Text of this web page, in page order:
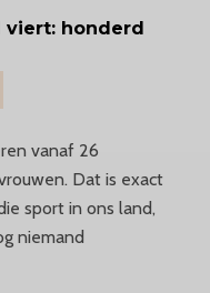
honderd
vanaf 26
Dat is exact
sport in ons land,
niemand